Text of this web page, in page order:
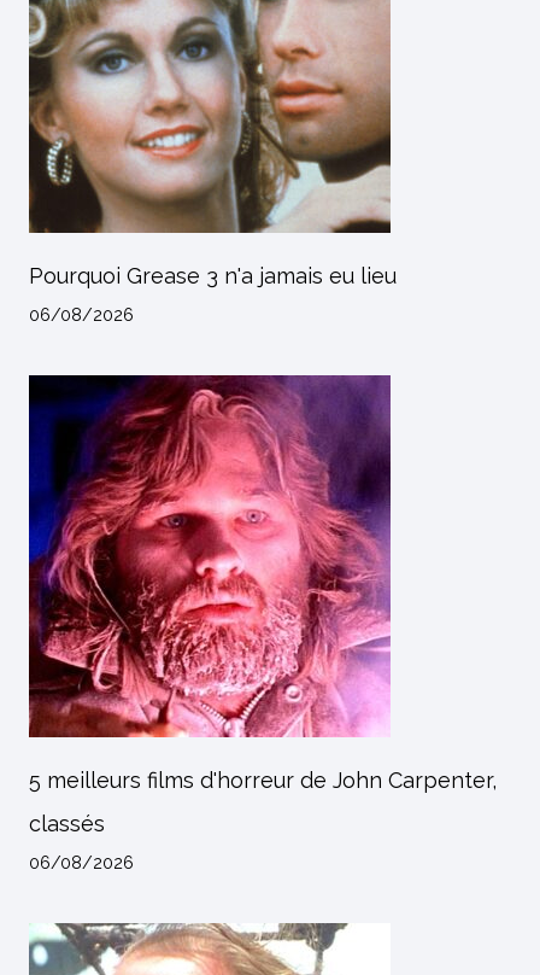
Pourquoi Grease 3 n'a jamais eu lieu
06/08/2026
5 meilleurs films d'horreur de John Carpenter,
classés
06/08/2026